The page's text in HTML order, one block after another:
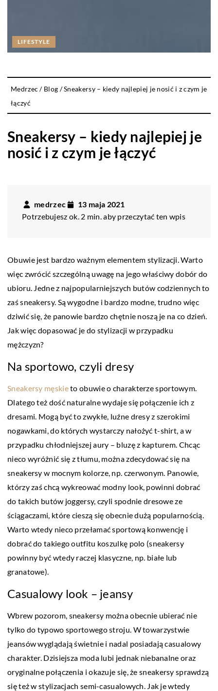
LIFESTYLE
Medrzec / Blog /Sneakersy – kiedy najlepiej je nosić i z czym je
łączyć
Sneakersy – kiedy najlepiej je
nosić i z czym je łączyć
medrzec
13 maja 2021
Potrzebujesz ok. 2 min. aby przeczytać ten wpis
Obuwie jest bardzo ważnym elementem stylizacji. Warto
więc zwrócić szczególną uwagę na jego właściwy dobór do
ubioru. Jedne z najpopularniejszych butów codziennych to
zaś sneakersy. Są wygodne i bardzo modne, trudno więc
dziwić się, że panowie bardzo chętnie noszą je na co dzień.
Jak więc dopasować je do stylizacji w przypadku
mężczyzn?
Na sportowo, czyli dresy
Sneakersy męskieto obuwie o charakterze sportowym.
Dlatego też dość naturalne wydaje się połączenie ich z
dresami. Mogą być to zwykłe, luźne dresy z szerokimi
nogawkami, do których wystarczy nałożyć t-shirt, a w
przypadku chłodniejszej aury – bluzę z kapturem. Chcąc
nieco wyróżnić się z tłumu, można zdecydować się na
sneakersy w mocnym kolorze, np. czerwonym. Panowie,
którzy zaś chcą wykreować modny look, powinni dobrać
do takich butów joggersy, czyli spodnie dresowe ze
ściągaczami, które cieszą się obecnie dużą popularnością.
Warto wtedy nieco przełamać sportową konwencję i
dobrać do takiego outfitu koszulkę polo (sneakersy
powinny być wtedy raczej klasyczne, np. białe lub
granatowe).
Casualowy look – jeansy
Wbrew pozorom, sneakersy można obecnie ubierać nie
tylko do typowo sportowego stroju. W towarzystwie
jeansów wyglądają świetnie i nadal posiadają casualowy
charakter. Dzisiejsza moda lubi jednak niebanalne oraz
oryginalne połączenia i okazuje się, że sneakersy sprawdzą
się też w stylizacjach semi-casualowych. Jak je wtedy